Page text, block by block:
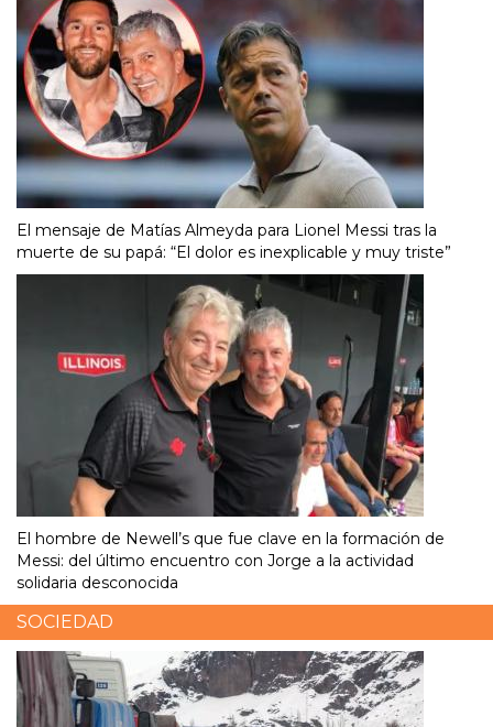
El mensaje de Matías Almeyda para Lionel Messi tras la
muerte de su papá: “El dolor es inexplicable y muy triste”
El hombre de Newell’s que fue clave en la formación de
Messi: del último encuentro con Jorge a la actividad
solidaria desconocida
SOCIEDAD